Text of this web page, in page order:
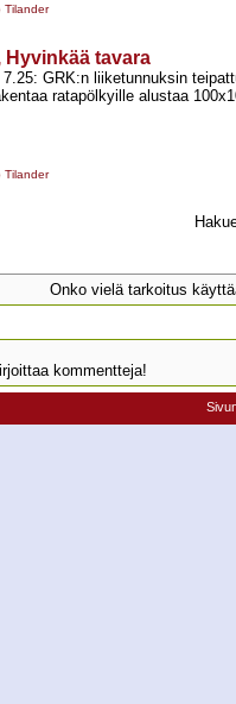
Tilander
Hyvinkää tavara
GRK:n liiketunnuksin
ratapölkyille alustaa
Tilander
Onko vielä tarkoitus
kommentteja!